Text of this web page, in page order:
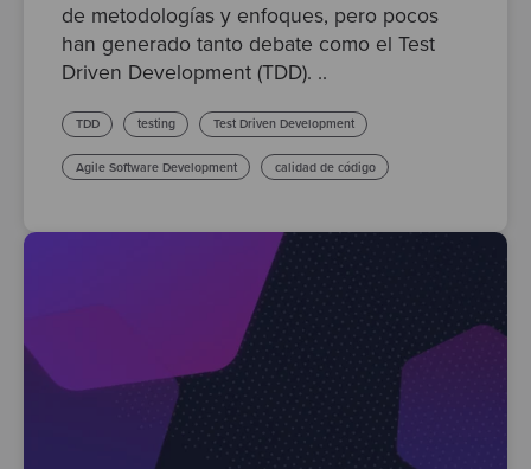
de metodologías y enfoques, pero pocos
han generado tanto debate como el Test
Driven Development (TDD). ..
TDD testing Test Driven Development
Agile Software Development calidad de código